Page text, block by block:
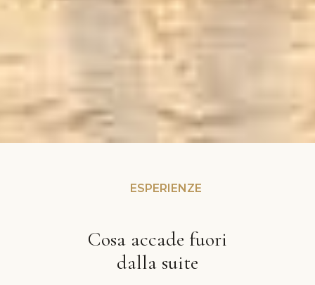
ESPERIENZE
Cosa accade fuori
dalla suite